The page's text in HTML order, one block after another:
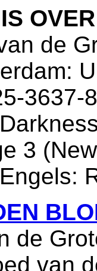
de
3637-
3
de
van